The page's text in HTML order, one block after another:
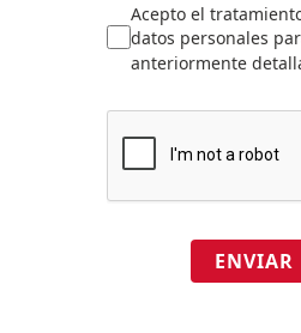
Acepto el
datos personales
anteriormente
ENVIAR